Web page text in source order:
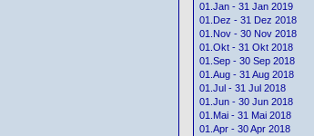
01.Jan - 31 Jan 2019
01.Dez - 31 Dez 2018
01.Nov - 30 Nov 2018
01.Okt - 31 Okt 2018
01.Sep - 30 Sep 2018
01.Aug - 31 Aug 2018
01.Jul - 31 Jul 2018
01.Jun - 30 Jun 2018
01.Mai - 31 Mai 2018
01.Apr - 30 Apr 2018